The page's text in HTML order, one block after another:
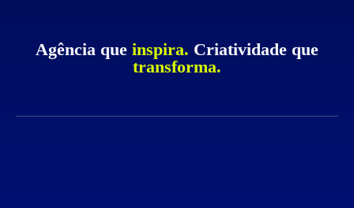
Agência que inspira. Criatividade que
transforma.